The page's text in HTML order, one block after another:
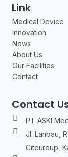
Link
Medical Device
Innovation
News
About Us
Our Facilities
Contact
Contact
PT ASKI
Jl. Lanbau,
Citeureup,